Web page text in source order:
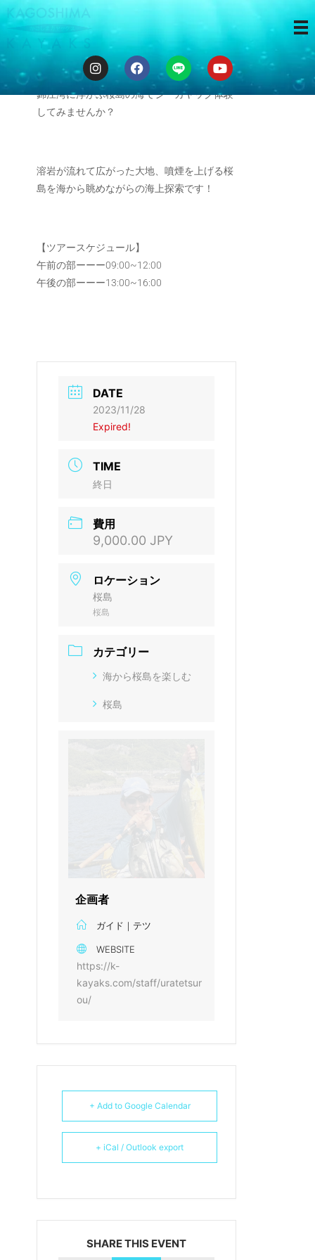
海から桜島
錦江湾に浮かぶ桜島の海でシーカヤック体験
してみませんか？
溶岩が流れて広がった大地、噴煙を上げる桜
島を海から眺めながらの海上探索です！
【ツアースケジュール】
午前の部ーーー09:00~12:00
午後の部ーーー13:00~16:00
DATE
2023/11/28
Expired!
TIME
終日
費用
9,000.00 JPY
ロケーション
桜島
桜島
カテゴリー
海から桜島を楽しむ
桜島
企画者
ガイド｜テツ
WEBSITE
https://k-
kayaks.com/staff/uratetsur
ou/
+ Add to Google Calendar
+ iCal / Outlook export
SHARE THIS EVENT